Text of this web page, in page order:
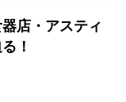
店・アスティ
！